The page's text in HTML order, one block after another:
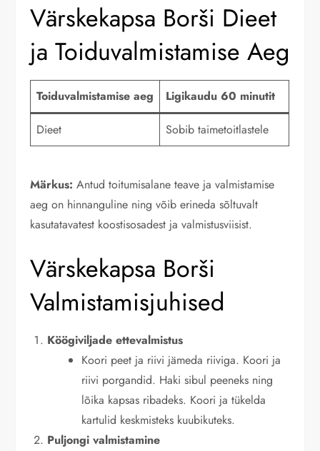
Värskekapsa Borši Dieet
ja Toiduvalmistamise Aeg
Toiduvalmistamise aeg Ligikaudu 60 minutit
Dieet Sobib taimetoitlastele
Märkus: Antud toitumisalane teave ja valmistamise
aeg on hinnanguline ning võib erineda sõltuvalt
kasutatavatest koostisosadest ja valmistusviisist.
Värskekapsa Borši
Valmistamisjuhised
Köögiviljade ettevalmistus
Koori peet ja riivi jämeda riiviga. Koori ja
riivi porgandid. Haki sibul peeneks ning
lõika kapsas ribadeks. Koori ja tükelda
kartulid keskmisteks kuubikuteks.
Puljongi valmistamine